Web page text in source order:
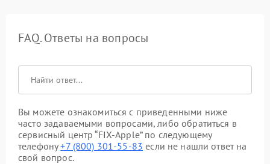
FAQ. Ответы на вопросы
Вы можете ознакомиться с приведенными ниже
часто задаваемыми вопросами, либо обратиться в
сервисный центр “FIX-Apple” по следующему
телефону+7 (800) 301-55-83 если не нашли ответ на
свой вопрос.